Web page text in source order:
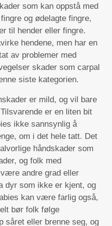
som kan oppstå med
og ødelagte fingre,
til hender eller fingre.
hendene, men har en
av problemer med
skader som carpal
siste kategorien.
er mild, og vil bare
er en liten bit
ikke sannsynlig å
om i det hele tatt. Det
håndskader som
og folk med
andre grad eller
dyr som ikke er kjent, og
kan være farlig også,
bør folk følge
såret eller brenne seg, og